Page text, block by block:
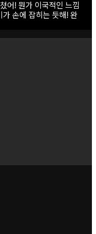
어! 뭔가 이국적인 느낌
가 손에 잡히는 듯해! 완